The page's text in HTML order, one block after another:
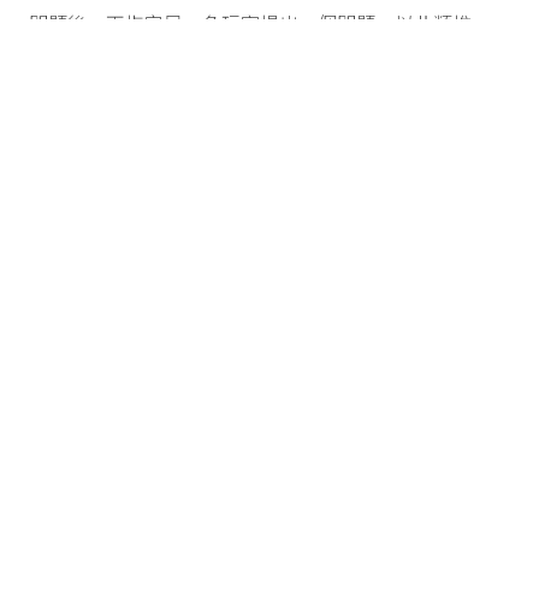
問題後，再指定另一名玩家提出一個問題，以此類推。